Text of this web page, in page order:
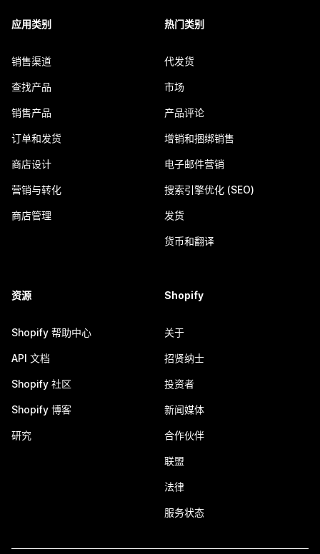
应用类别
销售渠道
查找产品
销售产品
订单和发货
商店设计
营销与转化
商店管理
热门类别
代发货
市场
产品评论
增销和捆绑销售
电子邮件营销
搜索引擎优化 (SEO)
发货
货币和翻译
资源
Shopify 帮助中心
API 文档
Shopify 社区
Shopify 博客
研究
Shopify
关于
招贤纳士
投资者
新闻媒体
合作伙伴
联盟
法律
服务状态